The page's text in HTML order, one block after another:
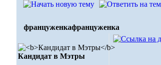
француженкафранцуженка
Кандидат в Мэтры